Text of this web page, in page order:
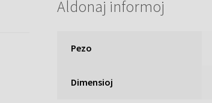
Aldonaj informoj
Pezo
Dimensioj